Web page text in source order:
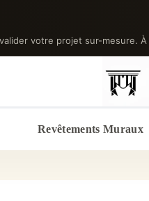
votre projet sur-mesure.
Revêtements Muraux